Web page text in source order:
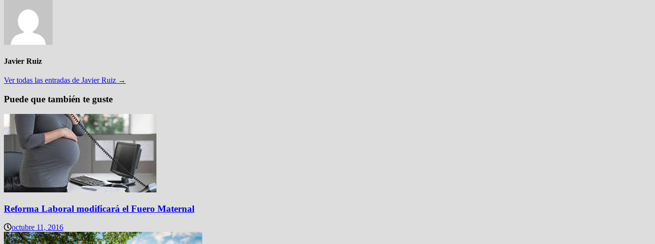
Javier Ruiz
Ver todas las entradas de Javier Ruiz →
Puede que también te guste
Reforma Laboral modificará el Fuero Maternal
octubre 11, 2016